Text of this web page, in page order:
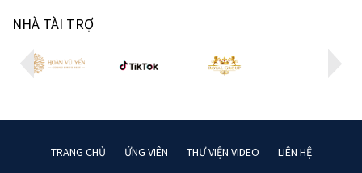
NHÀ TÀI TRỢ
TRANG CHỦ ỨNG VIÊN THƯ VIỆN VIDEO LIÊN HỆ